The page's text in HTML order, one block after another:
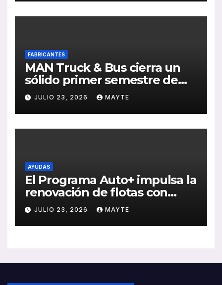
FABRICANTES
MAN Truck & Bus cierra un
sólido primer semestre de
2026 con crecimiento en
ventas, pedidos y
rentabilidad
JULIO 23, 2026 MAYTE
AYUDAS
El Programa Auto+ impulsa la
renovación de flotas con
ayudas a vehículos eléctricos
ligeros
JULIO 23, 2026 MAYTE